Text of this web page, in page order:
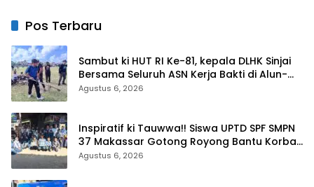
Maju dan Sejahtera
Pos Terbaru
Sambut ki HUT RI Ke-81, kepala DLHK Sinjai
Bersama Seluruh ASN Kerja Bakti di Alun-
alun
Agustus 6, 2026
Inspiratif ki Tauwwa!! Siswa UPTD SPF SMPN
37 Makassar Gotong Royong Bantu Korban
Kebakaran
Agustus 6, 2026